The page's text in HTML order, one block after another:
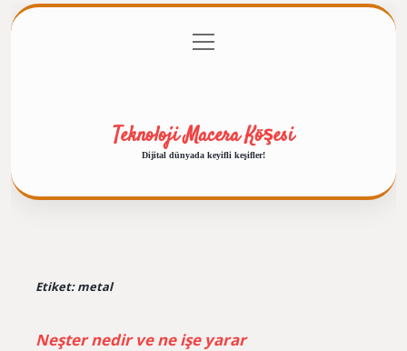
Gizlilik Politikası
menüyü
aç
Teknoloji Macera Köşesi
Dijital dünyada keyifli keşifler!
Etiket:metal
Neşter nedir ve ne işe yarar